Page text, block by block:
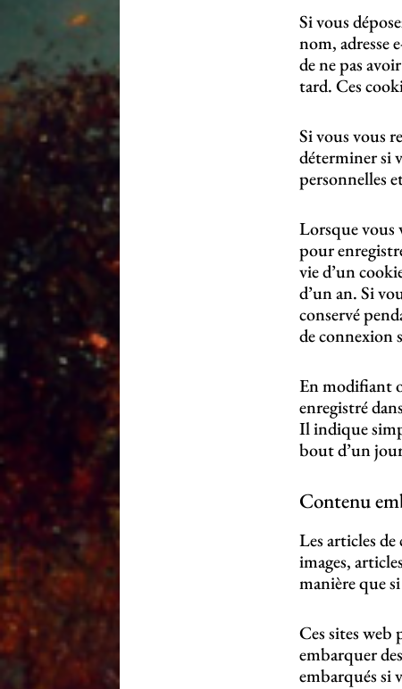
Si vous
nom, adresse
de ne pas
tard. Ces
Si vous vous
déterminer si
personnelles
Lorsque vous
pour
vie d’un
d’un an. Si
conservé
de connexion
En modifiant
enregistré
Il indique
bout d’un
Contenu
Les articles
images,
manière que
Ces sites web
embarquer
embarqués si